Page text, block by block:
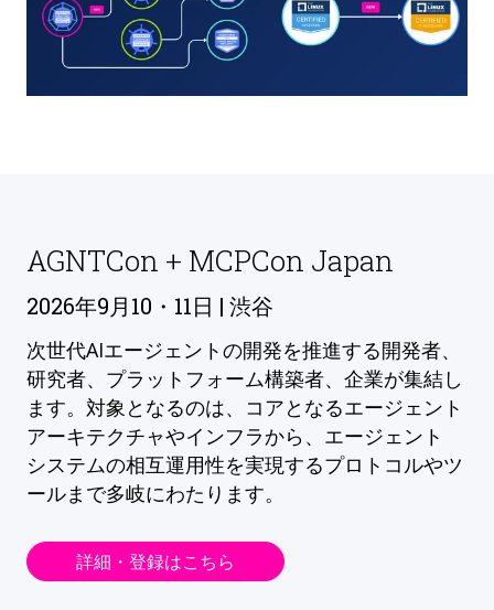
AGNTCon + MCPCon Japan
2026年9月10・11日 | 渋谷
次世代AIエージェントの開発を推進する開発者、
研究者、プラットフォーム構築者、企業が集結し
ます。対象となるのは、コアとなるエージェント
アーキテクチャやインフラから、エージェント
システムの相互運用性を実現するプロトコルやツ
ールまで多岐にわたります。
詳細・登録はこちら